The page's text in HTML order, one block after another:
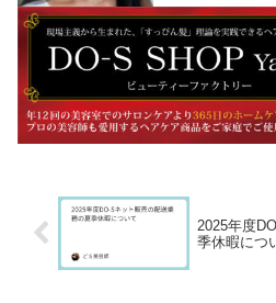
2025年度
季休暇につ